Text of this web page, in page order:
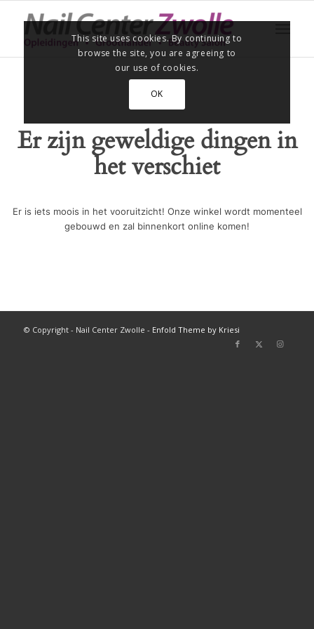
Er zijn geweldige dingen in
het verschiet
Er is iets moois in het vooruitzicht! Onze winkel wordt momenteel
gebouwd en zal binnenkort online komen!
© Copyright - Nail Center Zwolle - Enfold Theme by Kriesi
This site uses cookies. By continuing to
browse the site, you are agreeing to
our use of cookies.
OK